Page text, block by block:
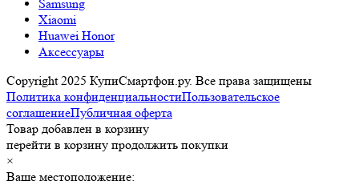
Samsung
Xiaomi
Huawei Honor
Аксессуары
Copyright 2025 КупиСмартфон.ру. Все права защищены
Политика конфиденциальностиПользовательское
соглашениеПубличная оферта
Товар добавлен в корзину
перейти в корзину продолжить покупки
×
Ваше местоположение: